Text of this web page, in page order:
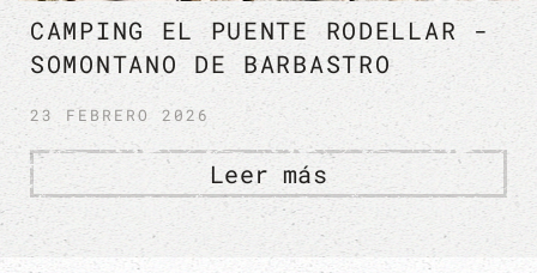
HOYA DE HUESCA
(PIEDRAMORRERA)
23 FEBRERO 2026
Leer más